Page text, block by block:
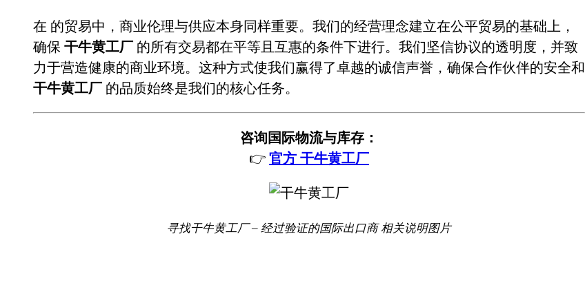
在 的贸易中，商业伦理与供应本身同样重要。我们的经营理念建立在公平贸易的基础上，
确保 干牛黄工厂 的所有交易都在平等且互惠的条件下进行。我们坚信协议的透明度，并致
力于营造健康的商业环境。这种方式使我们赢得了卓越的诚信声誉，确保合作伙伴的安全和
干牛黄工厂 的品质始终是我们的核心任务。
咨询国际物流与库存：
👉 官方 干牛黄工厂
寻找干牛黄工厂 – 经过验证的国际出口商 相关说明图片